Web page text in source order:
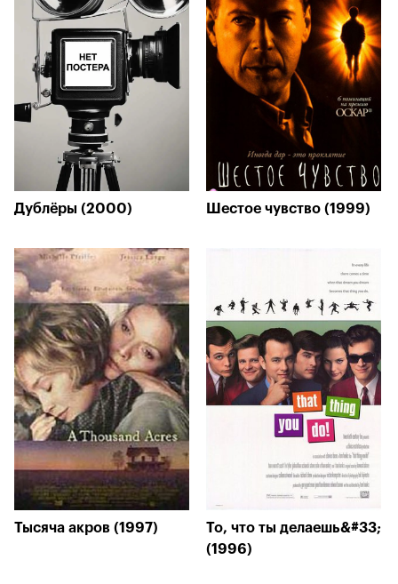
Дублёры (2000) Шестое чувство (1999)
Тысяча акров (1997)
То, что ты делаешь&#33;
(1996)